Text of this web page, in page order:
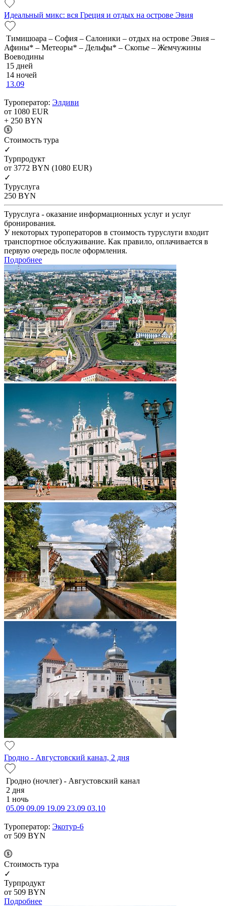
Идеальный микс: вся Греция и отдых на острове Эвия
Тимишоара – София – Салоники – отдых на острове Эвия –
Афины* – Метеоры* – Дельфы* – Скопье – Жемчужины
Воеводины
15 дней
14 ночей
13.09
Туроператор: Элдиви
от 1080 EUR
+ 250 BYN
Cтоимость тура
✓
Турпродукт
от 3772 BYN (1080 EUR)
✓
Туруслуга
250 BYN
Туруслуга - оказание информационных услуг и услуг
бронирования.
У некоторых туроператоров в стоимость туруслуги входит
транспортное обслуживание. Как правило, оплачивается в
первую очередь после оформления.
Подробнее
Гродно - Августовский канал, 2 дня
Гродно (ночлег) - Августовский канал
2 дня
1 ночь
05.09 09.09 19.09 23.09 03.10
Туроператор: Экотур-6
от 509 BYN
Cтоимость тура
✓
Турпродукт
от 509 BYN
Подробнее